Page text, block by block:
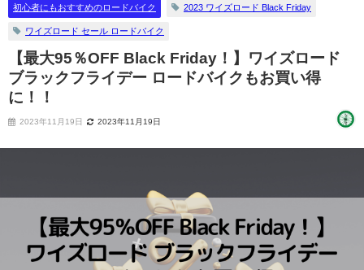
初心者にもおすすめのロードバイク 2023 ワイズロード Black Friday
ワイズロード セール ロードバイク
【最大95％OFF Black Friday！】ワイズロード
ブラックフライデー ロードバイクもお買い得
に！！
2023年11月19日 2023年11月19日